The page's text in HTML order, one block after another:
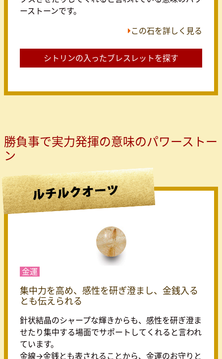
ーストーンです。
この石を詳しく見る
シトリンの入ったブレスレットを探す
勝負事で実力発揮の意味のパワーストー
ン
金運
集中力を高め、感性を研ぎ澄まし、金銭入る
とも伝えられる
針状結晶のシャープな輝きからも、感性を研ぎ澄ま
せたり集中する場面でサポートしてくれると言われ
ています。
金線→金銭とも表されることから、金運のお守りと